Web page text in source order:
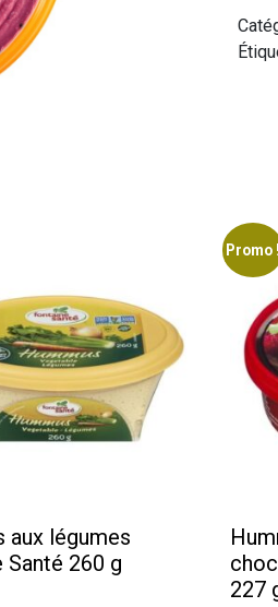
de
aux légumes
Santé 260 g
Promo !
227